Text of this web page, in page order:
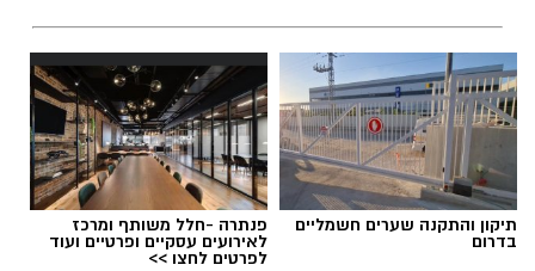
תגים:טד
תיקון והתקנה שערים חשמליים
בדרום
פנתרה -חלל משותף ומרכז
לאירועים עסקיים ופרטיים ועוד
לפרטים לחצו >>